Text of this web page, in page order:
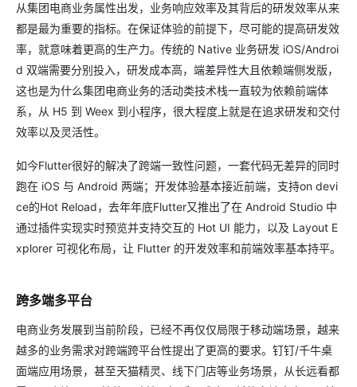
从集团电商业务属性出发，业务响应效率及其背后的研发效率从来
都是最为重要的指标。在保证体验的前提下，尽可能的提高研发效
率，就意味着更高的生产力。传统的 Native 业务研发 iOS/Androi
d 双端需要分别投入，研发成本高，端差异性大且依赖端侧发版，
这也是为什么集团电商业务的活动类技术栈一直较为依赖前端体
系，从 H5 到 Weex 到小程序，很大程度上就是在追求研发和交付
效率以及灵活性。
如今Flutter很好的解决了跨端一致性问题，一套代码无差异的同时
跑在 iOS 与 Android 两端；开发体验基本接近前端，支持on devi
ce的Hot Reload，去年年底Flutter又推出了在 Android Studio 中
通过插件实现实时预览并支持交互的 Hot UI 能力，以及 Layout E
xplorer 可视化布局，让 Flutter 的开发效率和前端效率基本持平。
跨多端多平台
电商业务发展到当前阶段，已经不再仅仅局限于移动端场景，越来
越多的业务需求对跨端跨平台性提出了更高的要求。钉钉/千牛桌
面端应用场景，甚至天猫精灵、线下门店等业务场景，从长远看都